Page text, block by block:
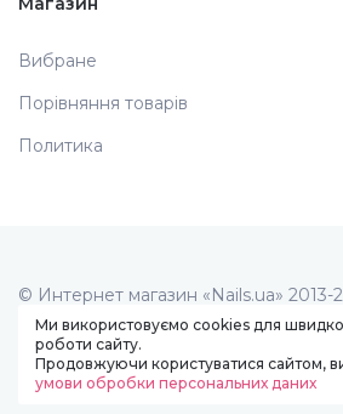
Вибране
Порівняння товарів
Политика
© Интернет магазин «Nails.ua» 2013-
Створення сайту -art studio
Ми використовуємо cookies для
роботи сайту.
Продовжуючи користуватися сайтом,
умови обробки персональних даних